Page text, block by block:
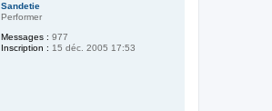
Sandetie
Performer
Messages : 977
Inscription : 15 déc. 2005 17:53